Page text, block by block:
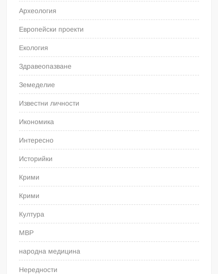
Археология
Европейски проекти
Екология
Здравеопазване
Земеделие
Известни личности
Икономика
Интересно
Историйки
Крими
Крими
Култура
МВР
народна медицина
Нередности